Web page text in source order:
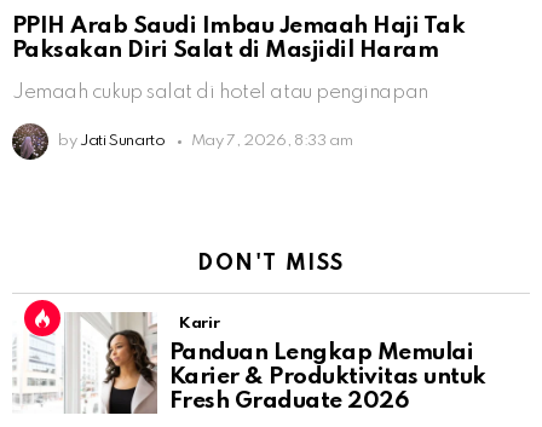
PPIH Arab Saudi Imbau Jemaah Haji Tak
Paksakan Diri Salat di Masjidil Haram
Jemaah cukup salat di hotel atau penginapan
by Jati Sunarto May 7, 2026, 8:33 am
DON'T MISS
Karir
Panduan Lengkap Memulai
Karier & Produktivitas untuk
Fresh Graduate 2026